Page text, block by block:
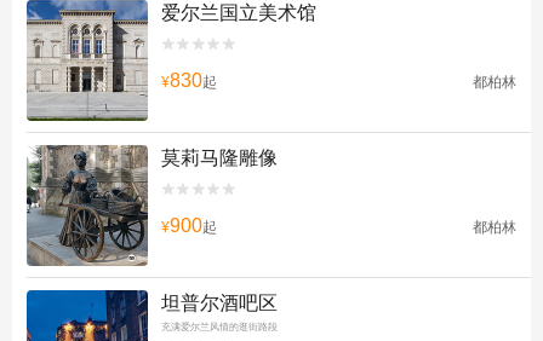
爱尔兰国立美术馆


¥830起 都柏林
莫莉马隆雕像


¥900起 都柏林
坦普尔酒吧区
充满爱尔兰风情的逛街路段